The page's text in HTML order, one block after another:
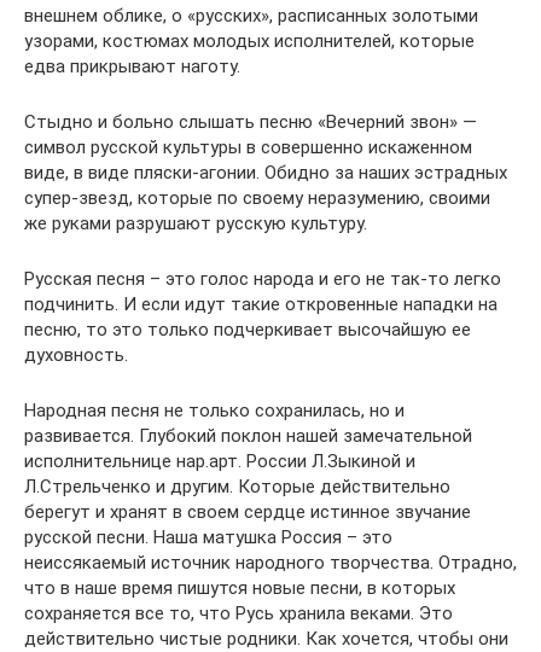
внешнем облике, о «русских», расписанных золотыми
узорами, костюмах молодых исполнителей, которые
едва прикрывают наготу.
Стыдно и больно слышать песню «Вечерний звон» —
символ русской культуры в совершенно искаженном
виде, в виде пляски-агонии. Обидно за наших эстрадных
супер-звезд, которые по своему неразумению, своими
же руками разрушают русскую культуру.
Русская песня – это голос народа и его не так-то легко
подчинить. И если идут такие откровенные нападки на
песню, то это только подчеркивает высочайшую ее
духовность.
Народная песня не только сохранилась, но и
развивается. Глубокий поклон нашей замечательной
исполнительнице нар.арт. России Л.Зыкиной и
Л.Стрельченко и другим. Которые действительно
берегут и хранят в своем сердце истинное звучание
русской песни. Наша матушка Россия – это
неиссякаемый источник народного творчества. Отрадно,
что в наше время пишутся новые песни, в которых
сохраняется все то, что Русь хранила веками. Это
действительно чистые родники. Как хочется, чтобы они